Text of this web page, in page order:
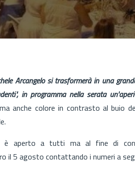
Arcangelo si trasformerà in una
in programma nella serata
anche colore in contrasto al buio
è aperto a tutti ma al fine di
il 5 agosto contattando i numeri a